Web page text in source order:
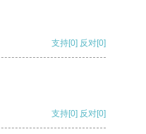
支持[0] 反对[0]
支持[0] 反对[0]